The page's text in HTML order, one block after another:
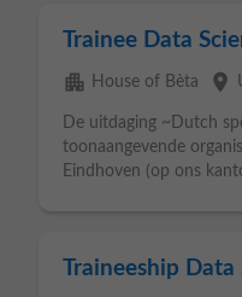
Trainee Data
apartment House of Bèta place
De uitdaging ~Dutch
toonaangevende
Eindhoven (op ons
Traineeship Data